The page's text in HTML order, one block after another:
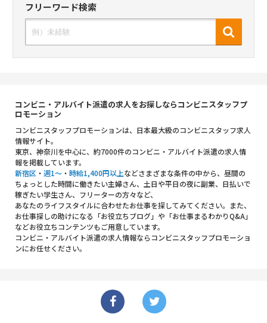
フリーワード検索
コンビニ・アルバイト派遣の求人をお探しならコンビニスタッフプ
ロモーション
コンビニスタッフプロモーションは、日本最大級のコンビニスタッフ求人
情報サイト。
東京、神奈川を中心に、約7000件のコンビニ・アルバイト派遣の求人情
報を掲載しています。
新宿区 ・ 週1～ ・ 時給1,400円以上などさまざまな条件の中から、昼間の
ちょっとした時間に働きたい主婦さん、土日や平日の夜に副業、日払いで
稼ぎたい学生さん、フリーターの方々など、
あなたのライフスタイルに合わせたお仕事を探してみてください。また、
お仕事探しの助けになる「お役立ちブログ」や「お仕事まるわかりQ&A」
などお役立ちコンテンツもご用意しています。
コンビニ・アルバイト派遣の求人情報ならコンビニスタッフプロモーショ
ンにお任せください。